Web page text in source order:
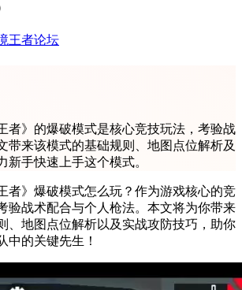
王者论坛
者》的爆破模式是核心竞技玩法，考验战
带来该模式的基础规则、地图点位解析及
新手快速上手这个模式。
者》爆破模式怎么玩？作为游戏核心的竞
验战术配合与个人枪法。本文将为你带来
、地图点位解析以及实战攻防技巧，助你
中的关键先生！